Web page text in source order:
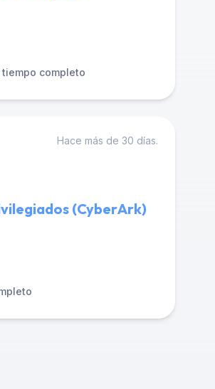
tiempo completo
Hace más de 30 días.
(CyberArk)